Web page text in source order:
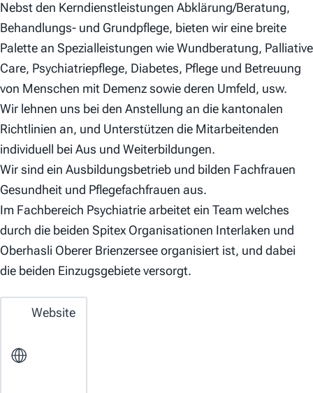
Nebst den Kerndienstleistungen Abklärung/Beratung,
Behandlungs- und Grundpflege, bieten wir eine breite
Palette an Spezialleistungen wie Wundberatung, Palliative
Care, Psychiatriepflege, Diabetes, Pflege und Betreuung
von Menschen mit Demenz sowie deren Umfeld, usw.
Wir lehnen uns bei den Anstellung an die kantonalen
Richtlinien an, und Unterstützen die Mitarbeitenden
individuell bei Aus und Weiterbildungen.
Wir sind ein Ausbildungsbetrieb und bilden Fachfrauen
Gesundheit und Pflegefachfrauen aus.
Im Fachbereich Psychiatrie arbeitet ein Team welches
durch die beiden Spitex Organisationen Interlaken und
Oberhasli Oberer Brienzersee organisiert ist, und dabei
die beiden Einzugsgebiete versorgt.
Website